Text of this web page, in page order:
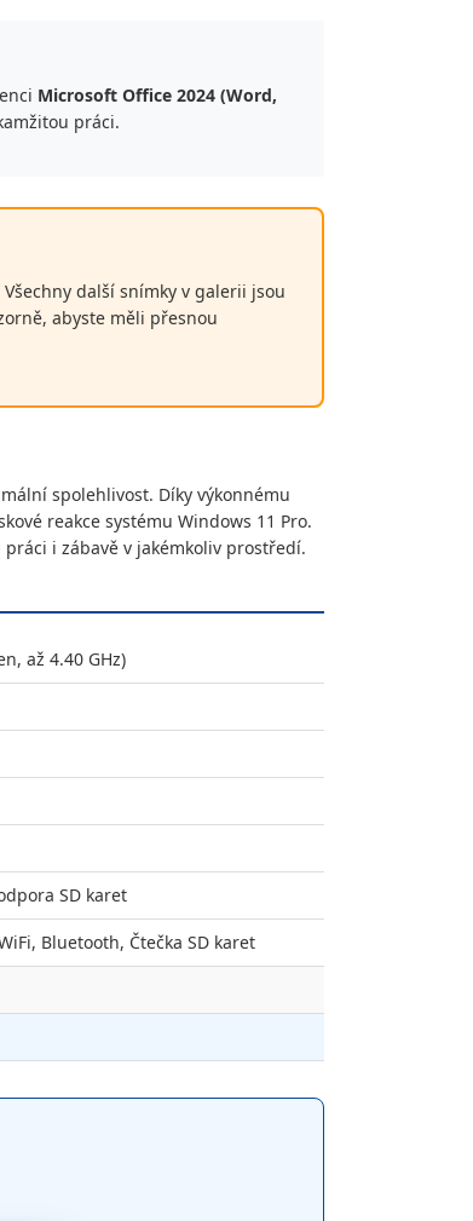
Microsoft Office 2024 (Word,
práci.
další snímky v galerii jsou
abyste měli přesnou
spolehlivost. Díky výkonnému
reakce systému Windows 11 Pro.
i zábavě v jakémkoliv prostředí.
až 4.40 GHz)
SD karet
Bluetooth, Čtečka SD karet